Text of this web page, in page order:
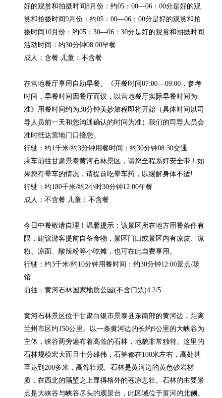
好的观赏和拍摄时间8月份：约05：00—06：00分是好的观
赏和拍摄时间9月份：约05：00—06：00分是好的观赏和拍
摄时间10月份：约05：30—06：30分是好的观赏和拍摄时间
活动时间：约30分钟08:00早餐
成人：含餐 儿童：不含餐
在营地餐厅享用自助早餐。《开餐时间07:00---09:00，参考
时间，早餐时间因餐厅而议，以营地餐厅实际早餐时间为
准》用餐时间约为30分钟美妙旅程即将开始（具体时间以司
导人员前一天和您沟通确认的时间为准）我们的司导人员会
准时抵达营地门口接您。
行驶：约1千米/约3分钟用餐时间：约30分钟08:30交通
乘车前往甘肃景泰黄河石林景区，请您全程系好安全带！如
果您有晕车的情况，请提前吃晕车药，以缓解身体不适!
行驶：约180千米/约2小时30分钟12:00午餐
成人：不含餐 儿童：不含餐
今日中餐敬请自理！温馨提示：该景区所在地方用餐条件有
限，建议游客提前自备食物，景区门口或景区内有凉皮、凉
粉、凉面、酸辣粉等小吃摊，也可在此自费享用。
行驶：约3千米/约10分钟用餐时间：约30分钟12:00景点/场
馆
前往：黄河石林国家地质公园(不含门票)4.2/5
黄河石林景区位于甘肃白银市景泰县东南部的黄河边，距离
兰州市区约150公里。以一条黄河边的长约9公里的大峡谷为
主体，峡谷两旁遍布着高耸的石林，地貌非常独特。这里的
石林规模宏大而且十分雄伟，石笋都在100米左右，高处甚
至达到200多米，高耸壮观。石林是黄河边的黄色砂岩材
质，在西北的隔壁之上显得格外的苍凉悲壮。石林的主要景
点是大峡谷与峡谷尽头的观景台，此区域位于黄河的北侧。